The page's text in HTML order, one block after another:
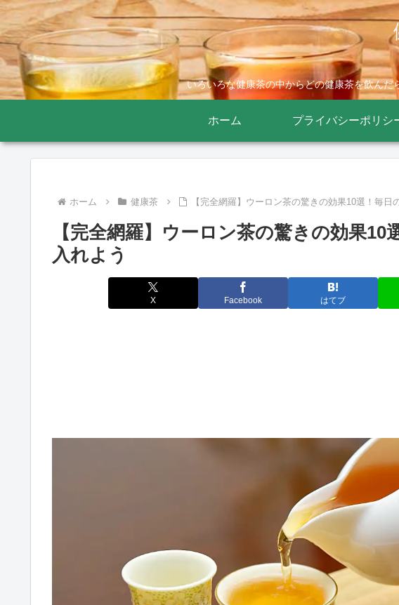
いろいろな健康茶の中からどの健康茶を飲ん
ホーム プライバシーポリシ
ホーム 健康茶 【完全網羅】ウーロン茶の驚きの効果10選！毎日
【完全網羅】ウーロン茶の驚きの効果10
入れよう
X Facebook はてブ